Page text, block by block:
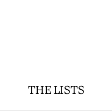
THE LISTS